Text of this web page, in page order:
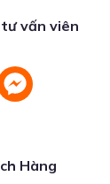
vấn viên
Hàng